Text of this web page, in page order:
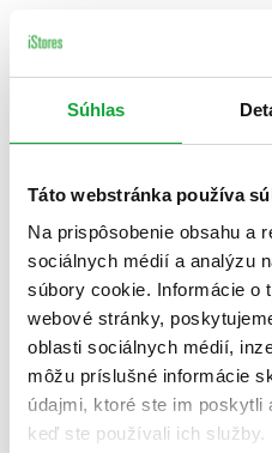
Súhlas
Táto webstránka používa
Na prispôsobenie obsahu a
sociálnych médií a analýzu
súbory cookie. Informácie o
webové stránky,
oblasti sociálnych médií,
môžu príslušné informácie
údajmi, ktoré ste im poskytli
keď ste používali ich služby.